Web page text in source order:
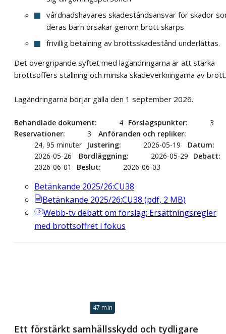
vårdnadshavares skadeståndsansvar för skador
deras barn orsakar genom brott skärps
frivillig betalning av brottsskadestånd underlättas.
Det övergripande syftet med lagändringarna är att stärka
brottsoffers ställning och minska skadeverkningarna av brott.
Lagändringarna börjar gälla den 1 september 2026.
Behandlade dokument 4 Förslagspunkter
3
Reservationer
3
Anföranden och repliker
24, 95 minuter
Justering 2026-05-19
Datum
2026-05-26
Bordläggning 2026-05-29
Debatt
2026-06-01
Beslut 2026-06-03
Betänkande 2025/26:CU38
Betänkande 2025/26:CU38 (pdf, 2 MB)
Webb-tvdebatt om förslag: Ersättningsregler
med brottsoffret i fokus
47 min
Ett förstärkt samhällsskydd och tydligare